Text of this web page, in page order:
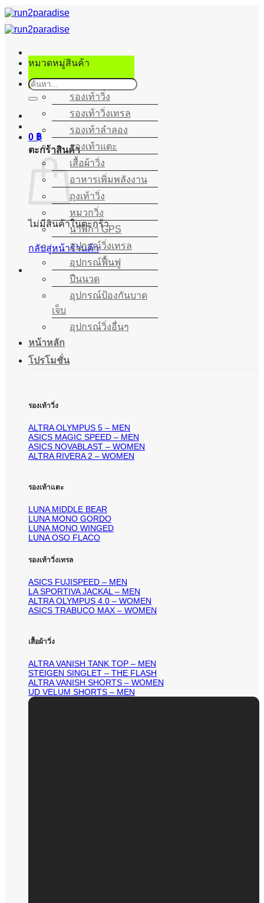
ข้าม
ไป
เนื้อหา
ค้นหา:
0 ฿
ตะกร้าสินค้า
ไม่มีสินค้าในตะกร้า
กลับสู่หน้าร้านค้า
หมวดหมู่สินค้า
รองเท้าวิ่ง
รองเท้าวิ่งเทรล
รองเท้าลำลอง
รองเท้าแตะ
เสื้อผ้าวิ่ง
อาหารเพิ่มพลังงาน
ถุงเท้าวิ่ง
หมวกวิ่ง
นาฬิกา GPS
อุปกรณ์วิ่งเทรล
อุปกรณ์ฟื้นฟู
ปืนนวด
อุปกรณ์ป้องกันบาด
เจ็บ
อุปกรณ์วิ่งอื่นๆ
หน้าหลัก
โปรโมชั่น
รองเท้าวิ่ง
ALTRA OLYMPUS 5 – MEN
ASICS MAGIC SPEED – MEN
ASICS NOVABLAST – WOMEN
ALTRA RIVERA 2 – WOMEN
รองเท้าแตะ
LUNA MIDDLE BEAR
LUNA MONO GORDO
LUNA MONO WINGED
LUNA OSO FLACO
รองเท้าวิ่งเทรล
ASICS FUJISPEED – MEN
LA SPORTIVA JACKAL – MEN
ALTRA OLYMPUS 4.0 – WOMEN
ASICS TRABUCO MAX – WOMEN
เสื้อผ้าวิ่ง
ALTRA VANISH TANK TOP – MEN
STEIGEN SINGLET – THE FLASH
ALTRA VANISH SHORTS – WOMEN
UD VELUM SHORTS – MEN